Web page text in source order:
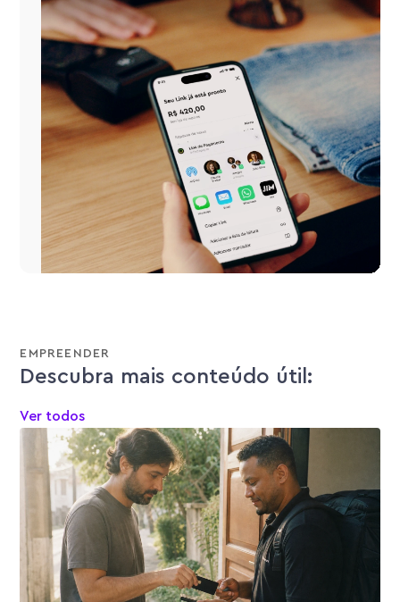
EMPREENDER
Descubra mais conteúdo útil:
Ver todos